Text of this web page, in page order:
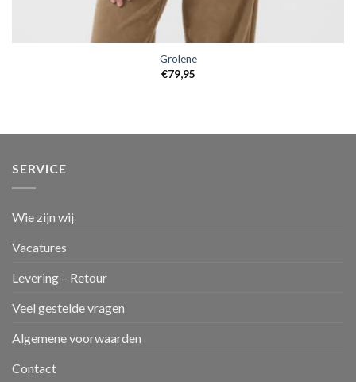
Grolene
€79,95
SERVICE
Wie zijn wij
Vacatures
Levering – Retour
Veel gestelde vragen
Algemene voorwaarden
Contact